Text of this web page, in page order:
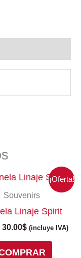
¡Oferta!
Souvenirs
Linaje Spirit
El
original
era:
30.00$
El
precio
actual
es:
30.00$.
(incluye IVA)
Este
Las